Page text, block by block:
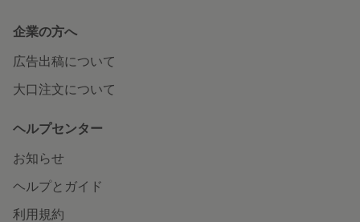
企業の方へ
広告出稿について
大口注文について
ヘルプセンター
お知らせ
ヘルプとガイド
利用規約